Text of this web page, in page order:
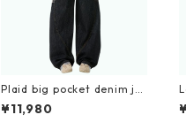
Plaid big pocket denim je
ans D0188
¥11,980